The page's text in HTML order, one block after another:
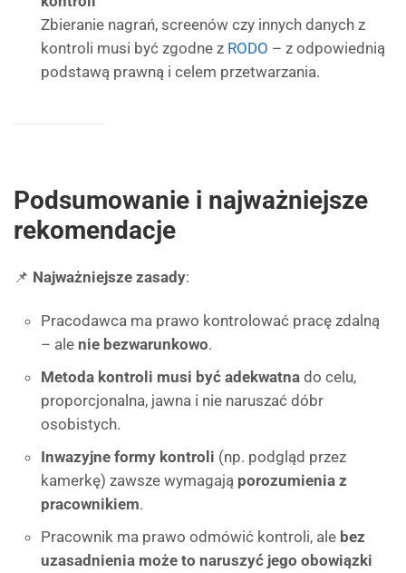
Zbieranie nagrań, screenów czy innych danych z
kontroli musi być zgodne z RODO – z odpowiednią
podstawą prawną i celem przetwarzania.
Podsumowanie i najważniejsze
rekomendacje
📌 Najważniejsze zasady:
Pracodawca ma prawo kontrolować pracę zdalną
– ale nie bezwarunkowo.
Metoda kontroli musi być adekwatna do celu,
proporcjonalna, jawna i nie naruszać dóbr
osobistych.
Inwazyjne formy kontroli (np. podgląd przez
kamerkę) zawsze wymagają porozumienia z
pracownikiem.
Pracownik ma prawo odmówić kontroli, ale bez
uzasadnienia może to naruszyć jego obowiązki